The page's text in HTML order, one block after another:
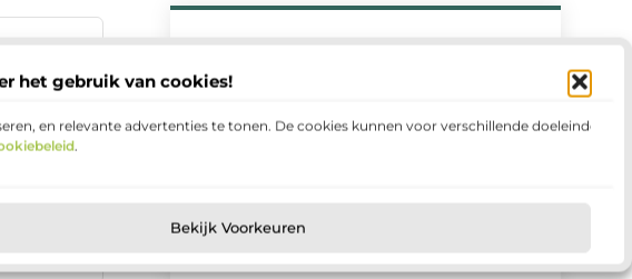
het gebruik van cookies!
en relevante advertenties te tonen. De cookies kunnen voor verschillende doeleinden
.
Bekijk Voorkeuren
▼
▼
Meld u vandaag aan en sluit u
verhaal op ons platform. Ontdek op welke
Registreer nu